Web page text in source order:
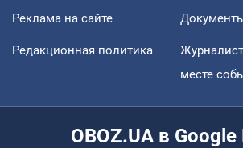
Реклама на сайте
Редакционная политика
месте
OBOZ.UA в Google